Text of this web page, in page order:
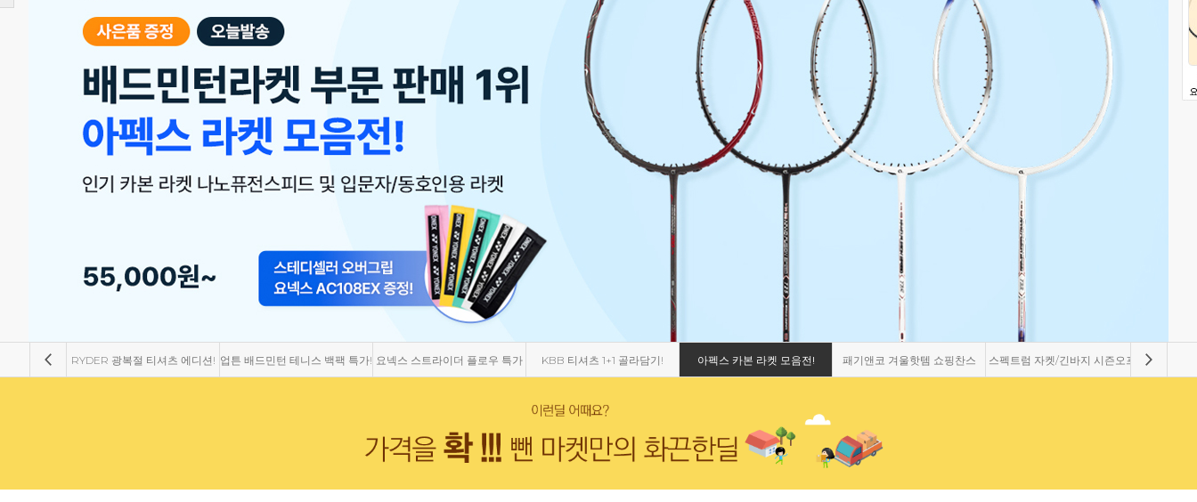
RYDER 광복절 티셔츠 에디션! 업튼 배드민턴 테니스 백팩 특가! 요넥스 스트라이더 플로우 특가 KBB 티셔츠 1+1 골라담기! 아펙스 카본 라켓 모음전! 패기앤코 겨울핫템 쇼핑찬스 스펙트럼 자켓/긴바지 시즌오프 패기앤코